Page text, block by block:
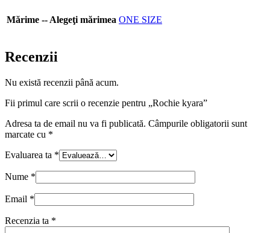
Mărime -- Alegeţi mărimea ONE SIZE
Recenzii
Nu există recenzii până acum.
Fii primul care scrii o recenzie pentru „Rochie kyara”
Adresa ta de email nu va fi publicată. Câmpurile obligatorii sunt
marcate cu *
Evaluarea ta *
Nume *
Email *
Recenzia ta *